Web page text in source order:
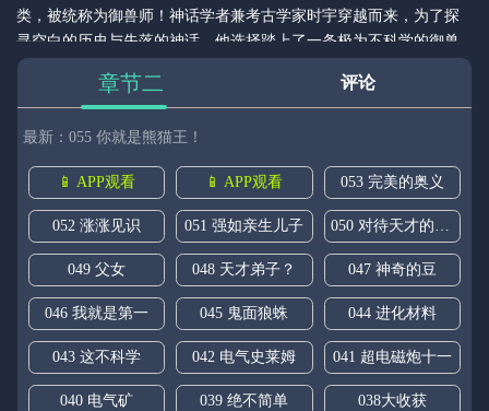
类，被统称为御兽师！神话学者兼考古学家时宇穿越而来，为了探
寻空白的历史与失落的神话，他选择踏上了一条极为不科学的御兽
之路…
章节二 评论
最新：055 你就是熊猫王！
📱 APP观看 📱 APP观看 053 完美的奥义
052 涨涨见识 051 强如亲生儿子 050 对待天才的方式
049 父女 048 天才弟子？ 047 神奇的豆
046 我就是第一 045 鬼面狼蛛 044 进化材料
043 这不科学 042 电气史莱姆 041 超电磁炮十一
040 电气矿 039 绝不简单 038大收获